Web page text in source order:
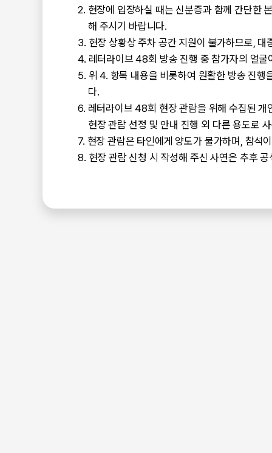
현장에 입장하실 때는 신분증과 함께 간단한
해 주시기 바랍니다.
현장 상황상 주차 공간 지원이 불가하므로, 대
레터라이브 48회 방송 진행 중 참가자의 얼
위 4. 항목 내용을 비롯하여 원활한 방송 진행
다.
레터라이브 48회 현장 관람을 위해 수집된
현장 관람 선정 및 안내 진행 외 다른 용도로
현장 관람은 타인에게 양도가 불가하며, 참석
현장 관람 신청 시 작성해 주신 사연은 추후